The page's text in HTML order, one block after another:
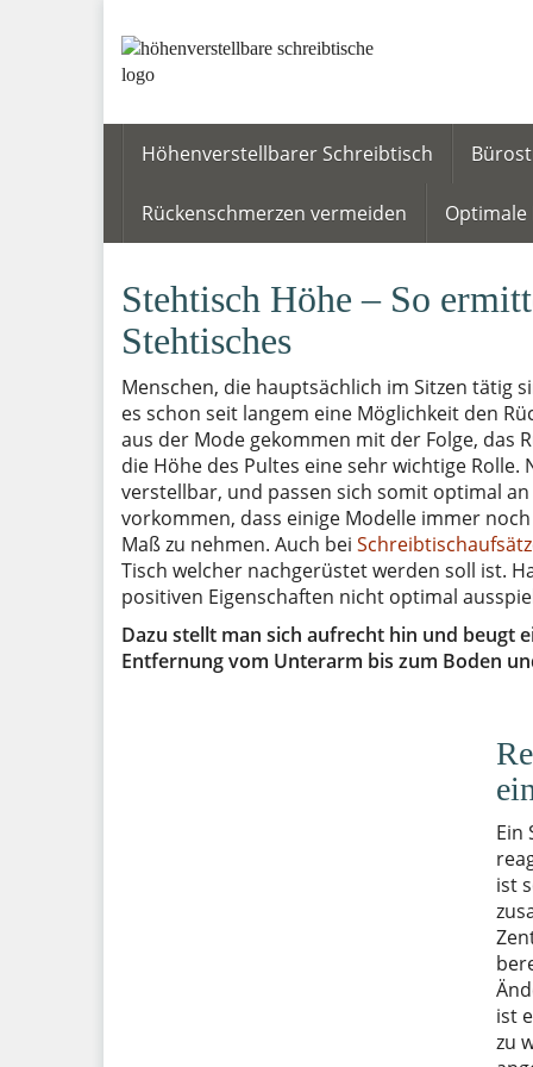
Höhenverstellbarer Schreibtisch
Rückenschmerzen vermeiden
Stehtisch Höhe – So
Stehtisches
Menschen, die hauptsächlich im Sitzen tätig
es schon seit langem eine Möglichkeit den
aus der Mode gekommen mit der Folge, das
die Höhe des Pultes eine sehr wichtige Rolle.
verstellbar, und passen sich somit optimal
vorkommen, dass einige Modelle immer
Maß zu nehmen. Auch bei
Tisch welcher nachgerüstet werden soll ist.
positiven Eigenschaften nicht optimal
Dazu stellt man sich aufrecht hin und beugt
Entfernung vom Unterarm bis zum Boden
Ein
ist
ist
zu